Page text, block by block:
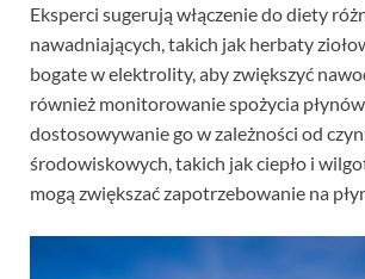
Eksperci sugerują włączenie do diety
nawadniających, takich jak herbaty
bogate w elektrolity, aby zwiększyć
również monitorowanie spożycia
dostosowywanie go w zależności od
środowiskowych, takich jak ciepło i
mogą zwiększać zapotrzebowanie na